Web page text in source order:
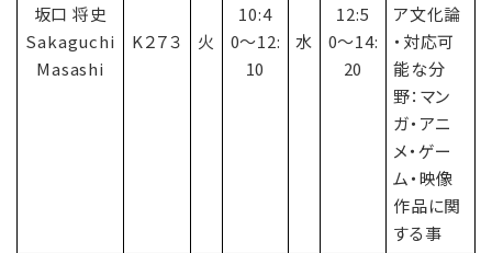
坂口 将史
Sakaguchi
Masashi
K２７３ 火
10:4
0〜12:
10
水
12:5
0〜14:
20
ア文化論
・対応可
能な分
野：マン
ガ・アニ
メ・ゲー
ム・映像
作品に関
する事